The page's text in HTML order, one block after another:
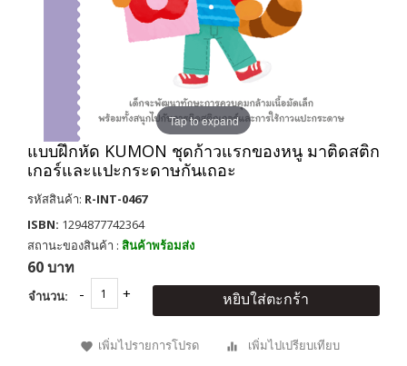
Tap to expand
แบบฝึกหัด KUMON ชุดก้าวแรกของหนู มาติดสติก
เกอร์และแปะกระดาษกันเถอะ
รหัสสินค้า: R-INT-0467
ISBN: 1294877742364
สถานะของสินค้า : สินค้าพร้อมส่ง
60 บาท
จำนวน: หยิบใส่ตะกร้า
เพิ่มไปรายการโปรด เพิ่มไปเปรียบเทียบ